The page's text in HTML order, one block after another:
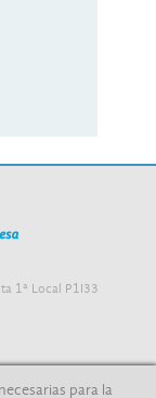
para la
1ª Local P1I33